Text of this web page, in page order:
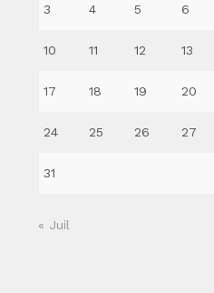
3 4 5 6
10 11 12 13
17 18 19 20
24 25 26 27
31
« Juil